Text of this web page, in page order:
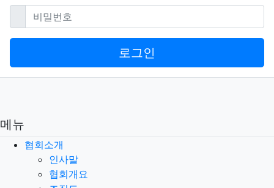
비밀번호필수
로그인
메뉴
협회소개
인사말
협회개요